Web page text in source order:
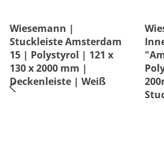
Wiesemann |
Stuckleiste Amsterdam
15 | Polystyrol | 121 x
130 x 2000 mm |
Deckenleiste | Weiß